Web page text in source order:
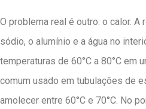
O problema real é outro: o calor. A
sódio, o alumínio e a água no
temperaturas de 60°C a 80°C em
comum usado em tubulações de
amolecer entre 60°C e 70°C. No